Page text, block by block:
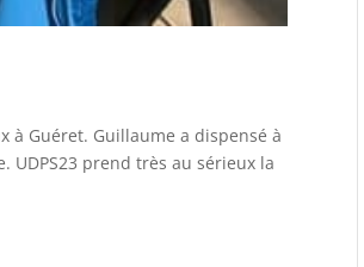
à Guéret. Guillaume a dispensé à
UDPS23 prend très au sérieux la